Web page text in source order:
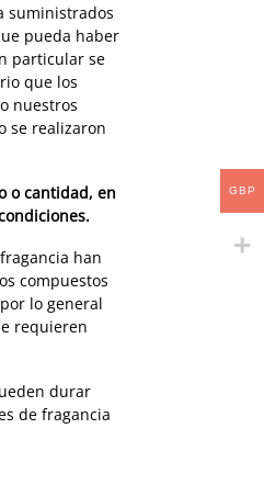
suministrados
pueda haber
particular se
que los
nuestros
se realizaron
o cantidad, en
han
compuestos
lo general
requieren
durar
de fragancia
GBP